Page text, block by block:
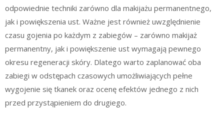
odpowiednie techniki zarówno dla makijażu permanentnego,
jak i powiększenia ust. Ważne jest również uwzględnienie
czasu gojenia po każdym z zabiegów – zarówno makijaż
permanentny, jak i powiększenie ust wymagają pewnego
okresu regeneracji skóry. Dlatego warto zaplanować oba
zabiegi w odstępach czasowych umożliwiających pełne
wygojenie się tkanek oraz ocenę efektów jednego z nich
przed przystąpieniem do drugiego.